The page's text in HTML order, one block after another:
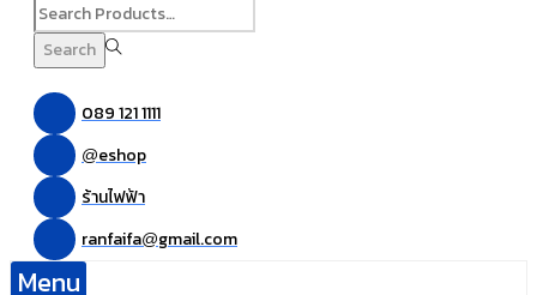
Search
089 121 1111
@eshop
ร้านไฟฟ้า
ranfaifa@gmail.com
Menu